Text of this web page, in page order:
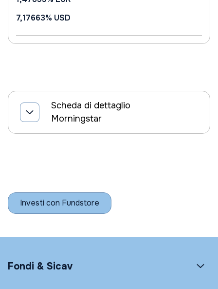
7,17663% USD
Scheda di dettaglio
Morningstar
Investi con Fundstore
Fondi & Sicav